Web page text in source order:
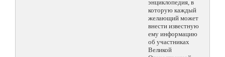
энциклопедия, в
которую каждый
желающий может
внести известную
ему информацию
об участниках
Великой